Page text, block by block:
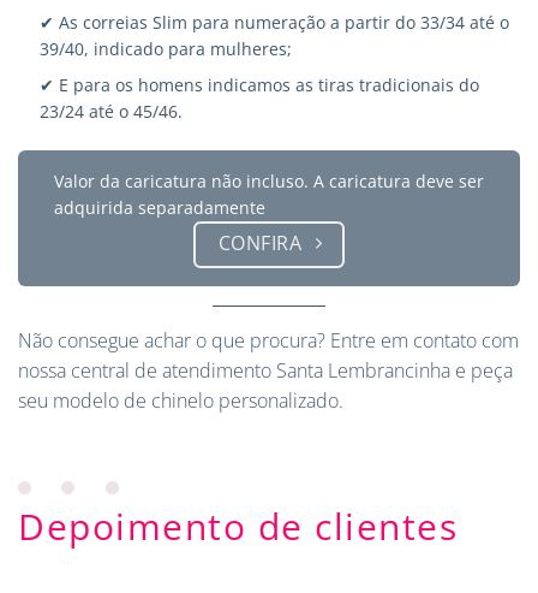
✔ As correias Slim para numeração a partir do 33/34 até o
39/40, indicado para mulheres;
✔ E para os homens indicamos as tiras tradicionais do
23/24 até o 45/46.
Valor da caricatura não incluso. A caricatura deve ser
adquirida separadamente
CONFIRA
Não consegue achar o que procura? Entre em contato com
nossa central de atendimento Santa Lembrancinha e peça
seu modelo de chinelo personalizado.
Depoimento de clientes